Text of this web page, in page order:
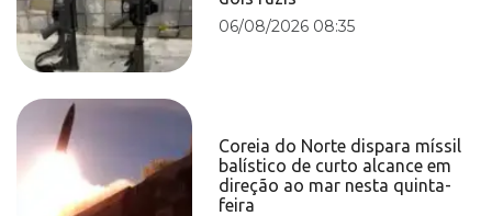
06/08/2026 08:35
Coreia do Norte dispara míssil
balístico de curto alcance em
direção ao mar nesta quinta-
feira